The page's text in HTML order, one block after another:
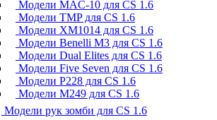
Модели MAC-10 для CS 1.6
Модели TMP для CS 1.6
Модели XM1014 для CS 1.6
Модели Benelli M3 для CS 1.6
Модели Dual Elites для CS 1.6
Модели Five Seven для CS 1.6
Модели P228 для CS 1.6
Модели M249 для CS 1.6
Модели рук зомби для CS 1.6